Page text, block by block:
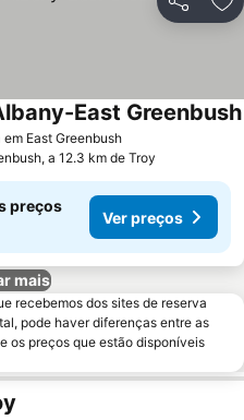
Partilhar
East Greenbush
East Greenbush
a 12.3 km de Troy
preços
Ver preços
mais
recebemos dos sites de reserva
pode haver diferenças entre as
os preços que estão disponíveis